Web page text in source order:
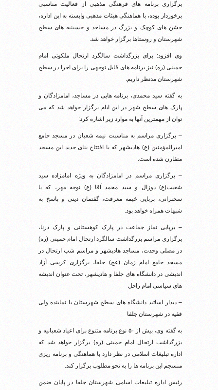
برگزاری برنامه های فرهنگی مذهبی از فعالیت مناسبی
برخوردار بوده، با هماهنگی هیئات مذهبی وابسته به این اداره،
جشن های کوچک و بزرگ در مساجد و حسینیه های سطح
شهرستان و روستاها برگزار خواهد شد.
وی افزود: برای بزرگداشت سالگرد ارتحال ملکوتی امام
خمینی (ره) نیز برنامه های قابل توجهی را برای اجرا در سطح
شهرستان مدنظر داریم.
به گفته سید محمدی، برنامه هایی در مساجد، امامزادگان و
پارک های سطح شهر در این ایام برگزار خواهد شد که می
توان از مهمترین آنها به موارد زیر اشاره کرد:
– برگزاری مراسم به مناسبت نیمه شعبان در مسجد جامع
امیرالمؤمنین (ع) هادیشهر که با افتتاح بنای جدید این مسجد
متقارن شده است.
– برگزاری مراسم در امامزادگان به ویژه امامزاده سید
شعیب(ع) دوزال و سید محمد آقا (ع) نوجه مهر، که با
سخنرانی، برپایی خیمه معرفت، گفتمان دینی و پاسخ به
شبهات همراه خواهد بود.
– برپایی نماز جماعت در پارک کوهستانی و پارک درنا،
برگزاری مراسم بزرگداشت سالگرد ارتحال امام خمینی (ره)
در مصلی وحدت، مساجد هادیشهر و مراسم شب ارتحال در
مسجد جامع امام زمان (عج) جلفا، برگزاری کرسی آزاد
اندیشی در دانشگاه های جلفا و هادیشهر، تحت عنوان اندیشه
های سیاسی امام راحل
– دیدار اساتید دانشگاه های سطح شهرستان با نماینده ولی
فقیه در شهرستان جلفا
به گفته وی، بیش از ۵۰ نوع برنامه متنوع برای اعیاد شعبانیه و
بزرگداشت ارتحال امام خمینی (ره) برگزار خواهد شد که
اداره تبلیغات اسلامی در نظر دارد با هماهنگی و برنامه ریزی
منسجم این برنامه ها را به نحو مطلوب برگزار کند.
رئیس اداره تبلیغات اسامی شهرستان جلفا در پایان ضمن